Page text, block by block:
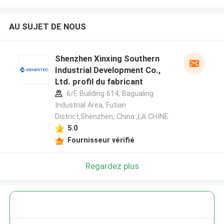
AU SUJET DE NOUS
Shenzhen Xinxing Southern
Industrial Development Co.,
Ltd. profil du fabricant
6/F, Building 614, Bagualing
Industrial Area, Futian
District,Shenzhen, China ,LA CHINE
5.0
Fournisseur vérifié
Regardez plus